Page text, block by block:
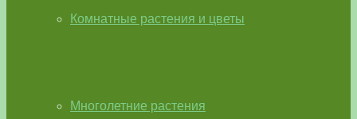
Комнатные растения и цветы
Многолетние растения